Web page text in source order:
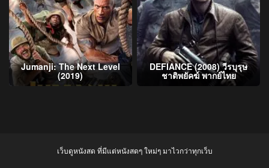
Jumanji: The Next Level
(2019)
DEFIANCE (2008) วีรบุรุษ
ชาติพยัคฆ์ พากย์ไทย
เว็บดูหนังสด ที่มีแต่หนังสดๆ ใหม่ๆ มาไวกว่าทุกเว็บ